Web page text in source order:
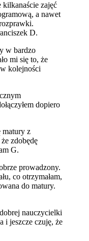
kilkanaście zajęć
a nawet
D.
w bardzo
mi się to, że
kolejności
dopiero
matury z
zdobędę
G.
prowadzony.
co otrzymałam,
do matury.
nauczycielki
i jeszcze czuję, że